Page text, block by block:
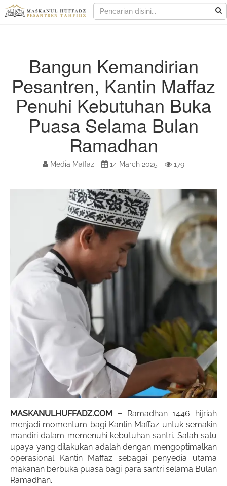
Bangun Kemandirian
Pesantren, Kantin Maffaz
Penuhi Kebutuhan Buka
Puasa Selama Bulan
Ramadhan
Media Maffaz 14 March 2025 179
MASKANULHUFFADZ.COM – Ramadhan 1446 hijriah
menjadi momentum bagi Kantin Maffaz untuk semakin
mandiri dalam memenuhi kebutuhan santri. Salah satu
upaya yang dilakukan adalah dengan mengoptimalkan
operasional Kantin Maffaz sebagai penyedia utama
makanan berbuka puasa bagi para santri selama Bulan
Ramadhan.